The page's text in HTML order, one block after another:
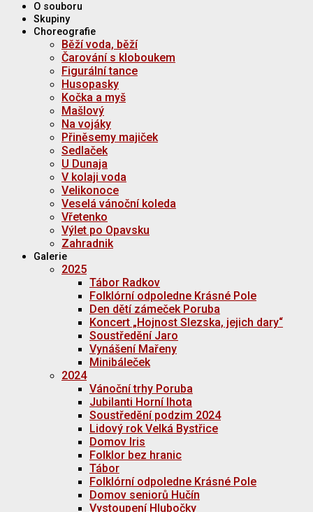
O souboru
Skupiny
Choreografie
Běží voda, běží
Čarování s kloboukem
Figurální tance
Husopasky
Kočka a myš
Mašlový
Na vojáky
Přiněsemy majiček
Sedlaček
U Dunaja
V kolaji voda
Velikonoce
Veselá vánoční koleda
Vřetenko
Výlet po Opavsku
Zahradnik
Galerie
2025
Tábor Radkov
Folklórní odpoledne Krásné Pole
Den dětí zámeček Poruba
Koncert „Hojnost Slezska, jejich dary“
Soustředění Jaro
Vynášení Mařeny
Minibáleček
2024
Vánoční trhy Poruba
Jubilanti Horní lhota
Soustředění podzim 2024
Lidový rok Velká Bystřice
Domov Iris
Folklor bez hranic
Tábor
Folklórní odpoledne Krásné Pole
Domov seniorů Hučín
Vystoupení Hlubočky